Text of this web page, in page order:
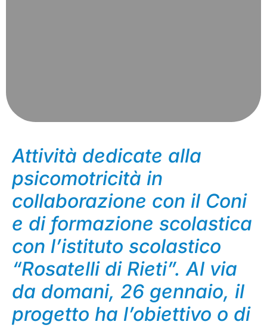
Attività dedicate alla
psicomotricità in
collaborazione con il Coni
e di formazione scolastica
con l’istituto scolastico
“Rosatelli di Rieti”. Al via
da domani, 26 gennaio, il
progetto ha l’obiettivo o di